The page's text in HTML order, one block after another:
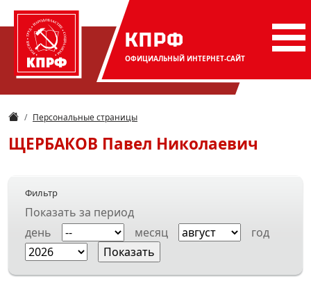
КПРФ
ОФИЦИАЛЬНЫЙ ИНТЕРНЕТ-САЙТ
Персональные страницы
ЩЕРБАКОВ Павел Николаевич
Фильтр
Показать за период
день
месяц год